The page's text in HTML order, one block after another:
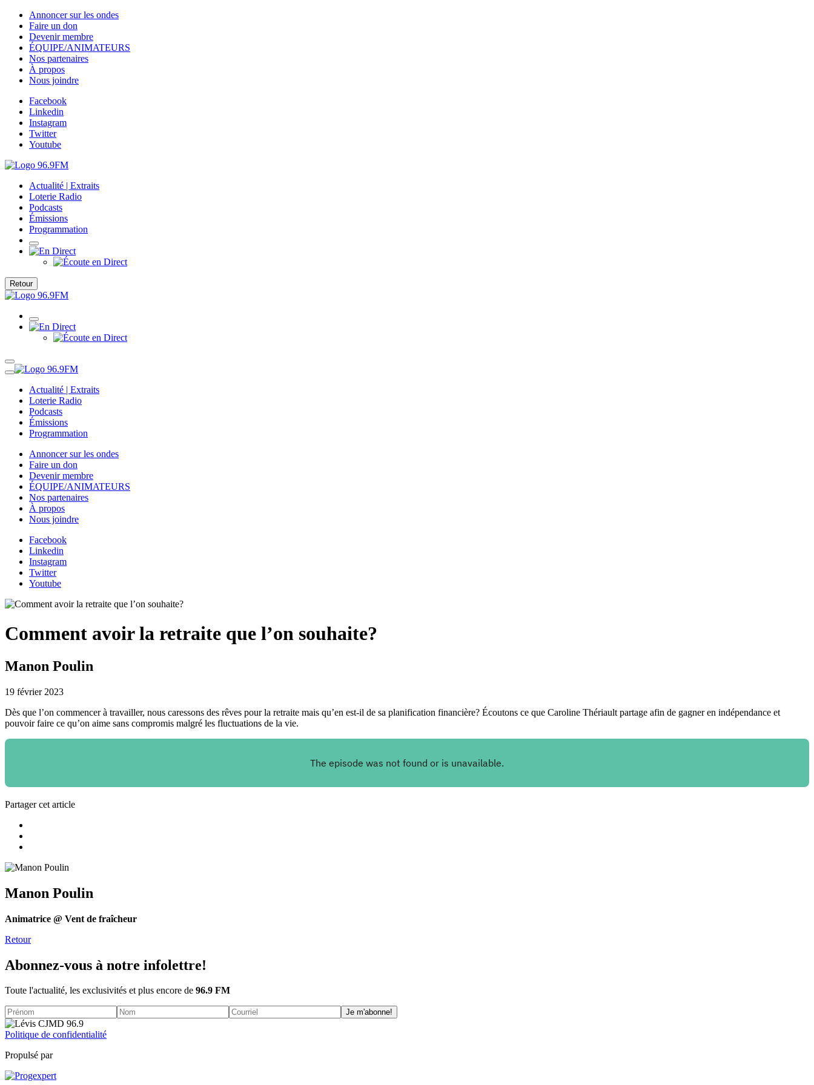
Annoncer sur les ondes
Faire un don
Devenir membre
ÉQUIPE/ANIMATEURS
Nos partenaires
À propos
Nous joindre
Facebook
Linkedin
Instagram
Twitter
Youtube
Actualité | Extraits
Loterie Radio
Podcasts
Émissions
Programmation
Retour
Actualité | Extraits
Loterie Radio
Podcasts
Émissions
Programmation
Annoncer sur les ondes
Faire un don
Devenir membre
ÉQUIPE/ANIMATEURS
Nos partenaires
À propos
Nous joindre
Facebook
Linkedin
Instagram
Twitter
Youtube
Comment avoir la retraite que l’on souhaite?
Manon Poulin
19 février 2023
Dès que l’on commencer à travailler, nous caressons des rêves pour la retraite mais qu’en est-il de sa planification financière? Écoutons ce que Caroline Thériault partage afin de gagner en indépendance et
pouvoir faire ce qu’on aime sans compromis malgré les fluctuations de la vie.
Partager cet article
Manon Poulin
Animatrice @ Vent de fraîcheur
Retour
Abonnez-vous à notre infolettre!
Toute l'actualité, les exclusivités et plus encore de 96.9 FM
Je m'abonne!
Politique de confidentialité
Propulsé par